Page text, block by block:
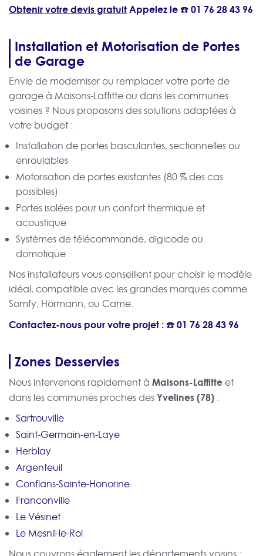
Obtenir votre devis gratuitAppelez le ☎️01 76 28 43 96
Installation et Motorisation de Portes
de Garage
Envie de moderniser ou remplacer votre porte de
garage à Maisons-Laffitte ou dans les communes
voisines ? Nous proposons des solutions adaptées à
votre budget :
Installation de portes basculantes, sectionnelles ou
enroulables
Motorisation de portes existantes (80 % des cas
possibles)
Portes isolées pour un confort thermique et
acoustique
Systèmes de télécommande, digicode ou
domotique
Nos installateurs vous conseillent pour choisir le modèle
idéal, compatible avec les grandes marques comme
Somfy, Hörmann, ou Came.
Contactez-nous pour votre projet : ☎️01 76 28 43 96
Zones Desservies
Nous intervenons rapidement à Maisons-Laffitte et
dans les communes proches desYvelines (78) :
Sartrouville
Saint-Germain-en-Laye
Herblay
Argenteuil
Conflans-Sainte-Honorine
Franconville
Le Vésinet
Le Mesnil-le-Roi